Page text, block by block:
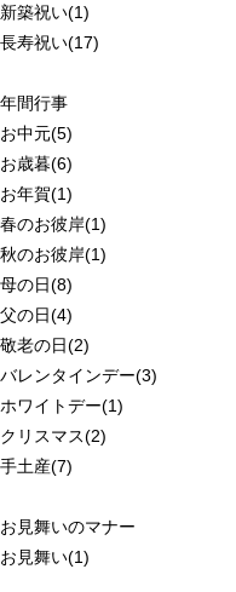
新築祝い(1)
長寿祝い(17)
年間行事
お中元(5)
お歳暮(6)
お年賀(1)
春のお彼岸(1)
秋のお彼岸(1)
母の日(8)
父の日(4)
敬老の日(2)
バレンタインデー(3)
ホワイトデー(1)
クリスマス(2)
手土産(7)
お見舞いのマナー
お見舞い(1)